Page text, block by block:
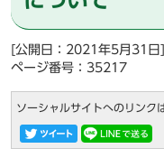
[公開日：2021年5月31日]
ページ番号：35217
ソーシャルサイトへのリンク